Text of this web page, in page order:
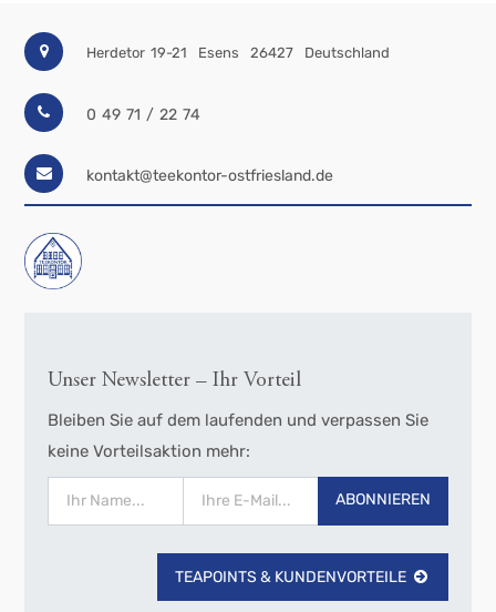
Herdetor 19-21 Esens 26427 Deutschland
0 49 71 / 22 74
kontakt@teekontor-ostfriesland.de
Unser Newsletter – Ihr Vorteil
Bleiben Sie auf dem laufenden und verpassen Sie
keine Vorteilsaktion mehr:
ABONNIEREN
TEAPOINTS & KUNDENVORTEILE